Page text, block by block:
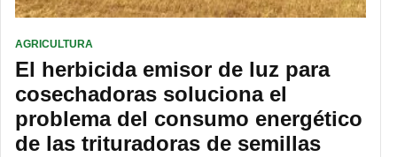
AGRICULTURA
El herbicida emisor de luz para
cosechadoras soluciona el
problema del consumo energético
de las trituradoras de semillas